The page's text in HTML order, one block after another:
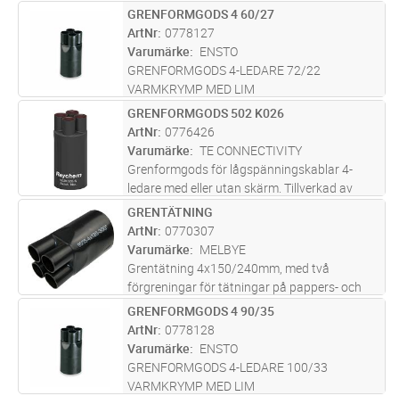
ST Lägg i kundvagn
GRENFORMGODS 4 60/27
ArtNr 0778127
Varumärke
ENSTO
GRENFORMGODS 4-LEDARE 72/22
VARMKRYMP MED LIM
ST Lägg i kundvagn
GRENFORMGODS 502 K026
ArtNr 0776426
Varumärke
TE CONNECTIVITY
Grenformgods för lågspänningskablar 4-
ledare med eller utan skärm. Tillverkad av
polyolefin. Belagd med tätningslim.
Ledararea**: 4x185-300mm². Diam
kabelingång*: A: 100,0mm, B: 31,0mm. Diam
fingrar...läs mer
ST Lägg i kundvagn
GRENTÄTNING
ArtNr 0770307
Varumärke
MELBYE
Grentätning 4x150/240mm, med två
förgreningar för tätningar på pappers- och
plastisolerade kablar.
ST Lägg i kundvagn
GRENFORMGODS 4 90/35
ArtNr 0778128
Varumärke
ENSTO
GRENFORMGODS 4-LEDARE 100/33
VARMKRYMP MED LIM